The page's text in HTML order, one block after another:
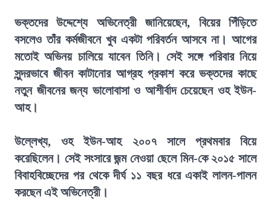
ভক্তদের উদ্দেশ্যে অভিনেত্রী জানিয়েছেন, বিয়ের পিঁড়িতে
বসলেও তাঁর কর্মজীবনে খুব একটা পরিবর্তন আসবে না। আগের
মতোই অভিনয় চালিয়ে যাবেন তিনি। সেই সঙ্গে পরিবার নিয়ে
সুন্দরভাবে জীবন কাটানোর আগ্রহ প্রকাশ করে ভক্তদের কাছে
নতুন জীবনের জন্য ভালোবাসা ও আশীর্বাদ চেয়েছেন ওহ ইউন-
আহ।
উল্লেখ্য, ওহ ইউন-আহ ২০০৭ সালে প্রথমবার বিয়ে
করেছিলেন। সেই সংসারে জন্ম নেওয়া ছেলে মিন-কে ২০১৫ সালে
বিবাহবিচ্ছেদের পর থেকে দীর্ঘ ১১ বছর ধরে একাই লালন-পালন
করছেন এই অভিনেত্রী।